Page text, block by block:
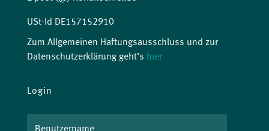
USt-Id DE157152910
Zum Allgemeinen Haftungsausschluss und zur
Datenschutzerklärung geht’s hier
Login